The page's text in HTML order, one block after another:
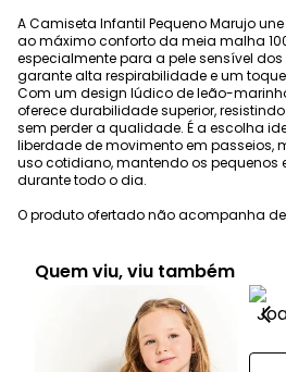
A Camiseta Infantil Pequeno Marujo
ao máximo conforto da meia malha
especialmente para a pele sensível
garante alta respirabilidade e um
Com um design lúdico de leão-
oferece durabilidade superior,
sem perder a qualidade. É a escolha
liberdade de movimento em passeios,
uso cotidiano, mantendo os pequenos
durante todo o dia.
O produto ofertado não acompanha
Quem viu, viu também